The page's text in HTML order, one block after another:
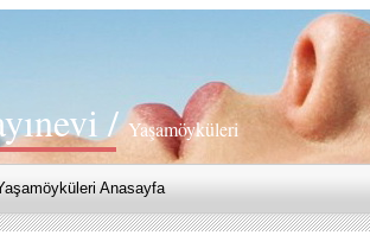
/Yaşamöyküleri
Anasayfa